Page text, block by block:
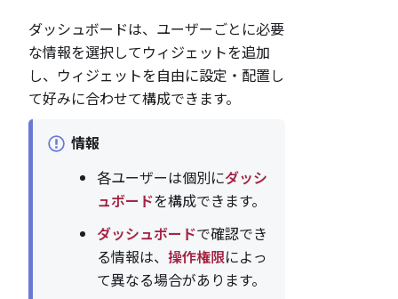
ダッシュボードは、ユーザーごとに必要
な情報を選択してウィジェットを追加
し、ウィジェットを自由に設定・配置し
て好みに合わせて構成できます。
情報
各ユーザーは個別にダッシ
ュボードを構成できます。
ダッシュボードで確認でき
る情報は、 操作権限によっ
て異なる場合があります。